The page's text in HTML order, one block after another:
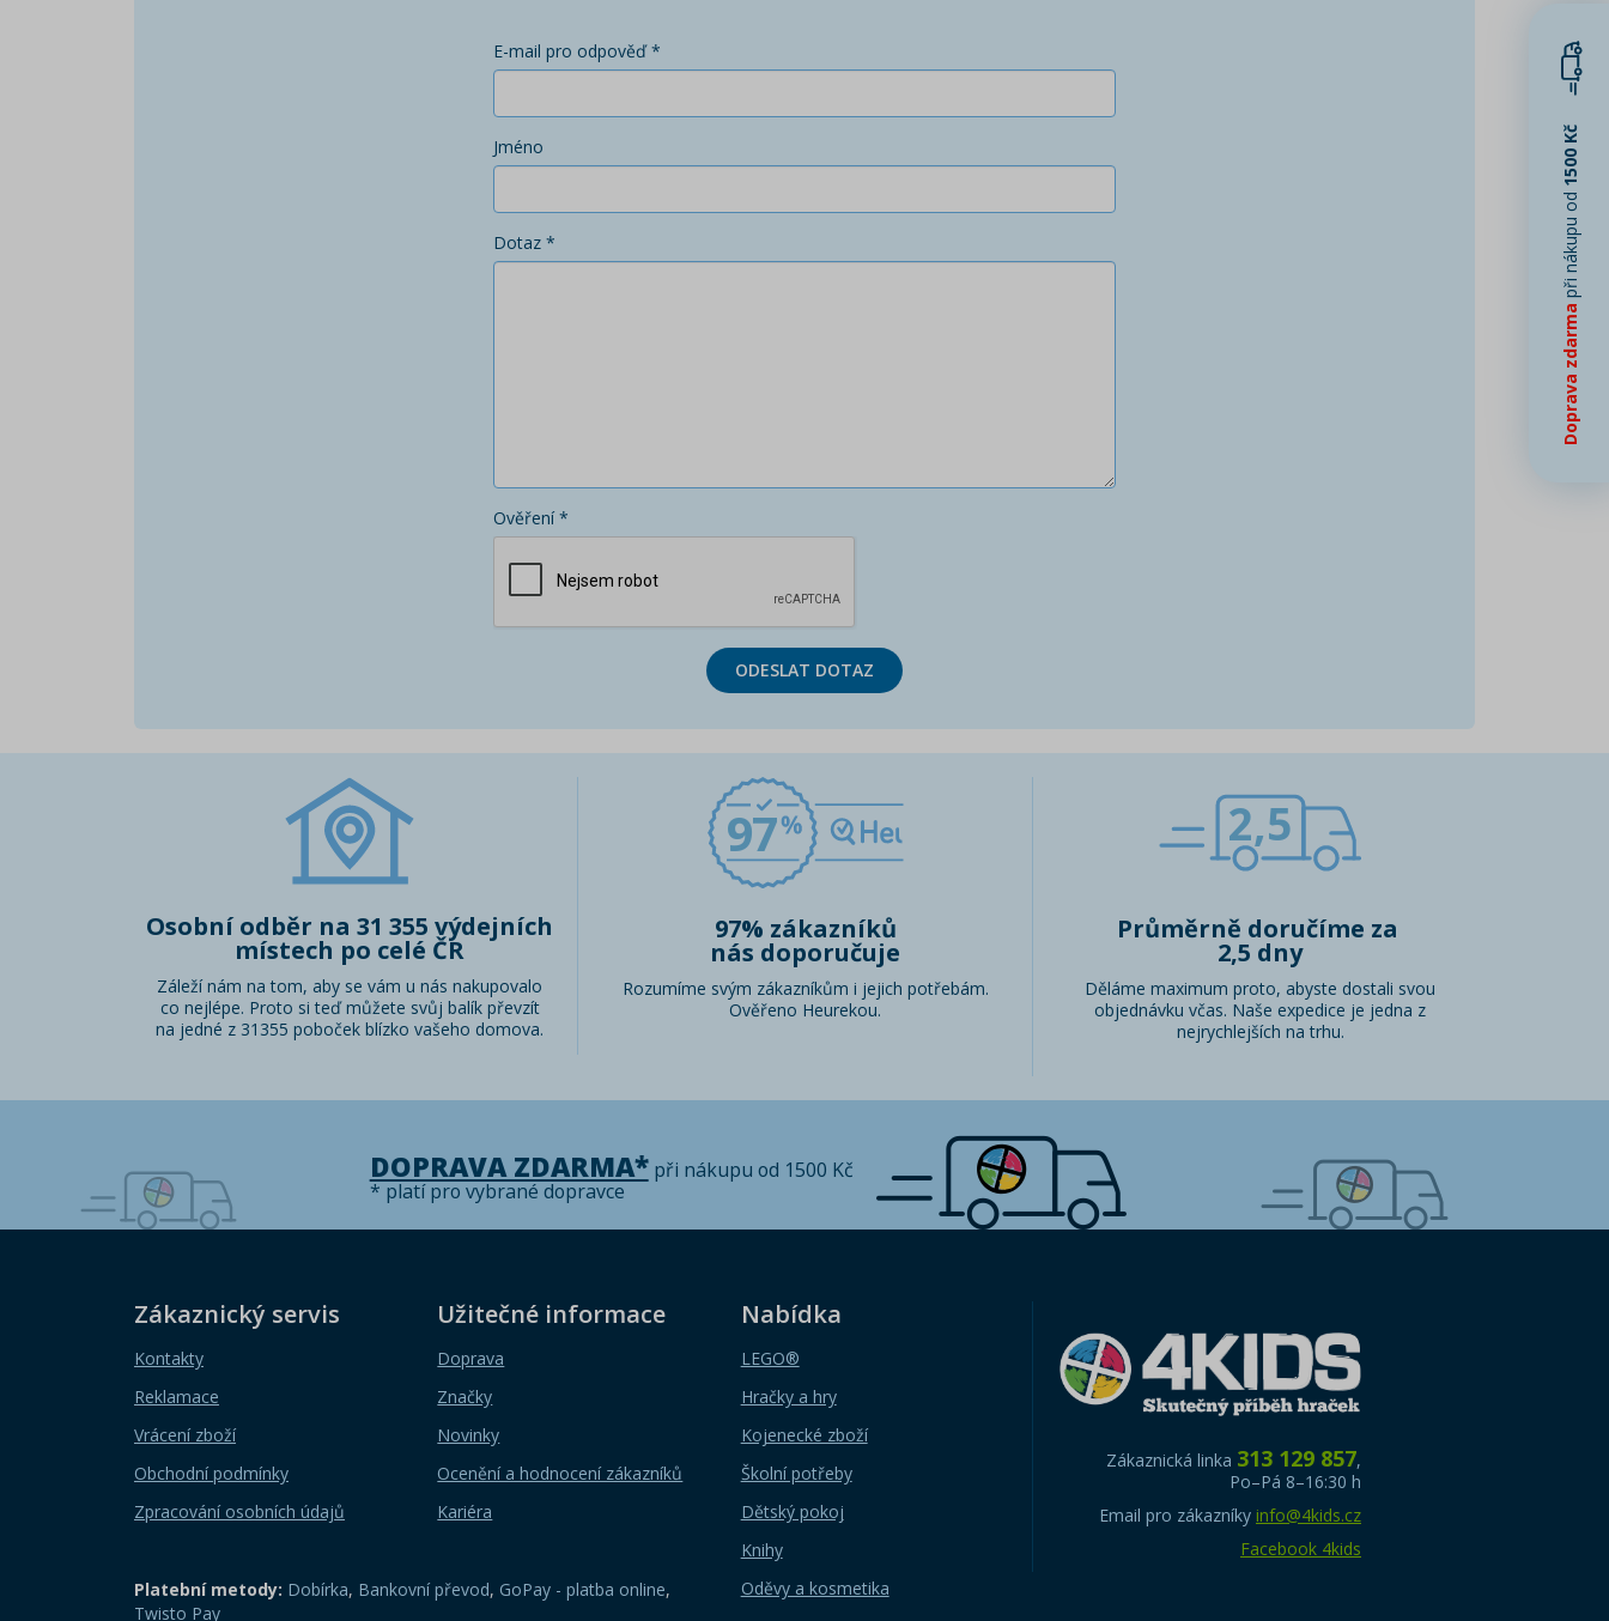
E-mail pro odpověď *
Jméno
Dotaz *
Ověření *
ODESLAT DOTAZ
Osobní odběr na 31 355 výdejních
místech po celé ČR
Záleží nám na tom, aby se vám u nás nakupovalo
co nejlépe. Proto si teď můžete svůj balík převzít
na jedné z 31355 poboček blízko vašeho domova.
97
97% zákazníků
nás doporučuje
Rozumíme svým zákazníkům i jejich potřebám.
Ověřeno Heurekou.
2,5
Průměrně doručíme za
2,5 dny
Děláme maximum proto, abyste dostali svou
objednávku včas. Naše expedice je jedna z
nejrychlejších na trhu.
DOPRAVA ZDARMA*při nákupu od 1500 Kč
* platí pro vybrané dopravce
Zákaznický servis
Kontakty
Reklamace
Vrácení zboží
Obchodní podmínky
Zpracování osobních údajů
Užitečné informace
Doprava
Značky
Novinky
Ocenění a hodnocení zákazníků
Kariéra
Nabídka
LEGO®
Hračky a hry
Kojenecké zboží
Školní potřeby
Dětský pokoj
Knihy
Oděvy a kosmetika
Platební metody: Dobírka, Bankovní převod, GoPay - platba online,
Twisto Pay
Zákaznická linka 313 129 857,
Po–Pá 8–16:30 h
Email pro zákazníky info@4kids.cz
Facebook 4kids
Doprava zdarma
při nákupu od
1500 Kč